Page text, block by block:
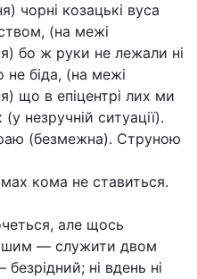
чорні козацькі вуса
(на межі
бо ж руки не лежали ні
не біда, (на межі
що в епіцентрі лих ми
незручній ситуації).
(безмежна). Струною
кома не ставиться.
але щось
— служити двом
ні вдень ні